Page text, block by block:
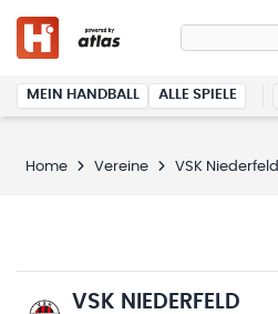
MEIN HANDBALL ALLE SPIELE
Home Vereine VSK Niederfeld
VSK NIEDERFELD